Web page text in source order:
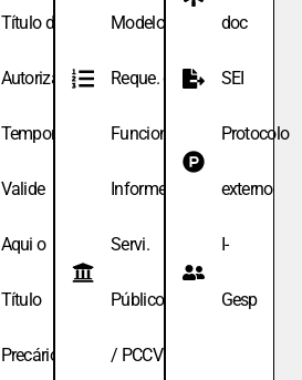
Título de
Autoriza.
Temporária
Valide
Aqui o
Título
Precário
Modelo de
Reque. de
Funcionário
Informe
Servi.
Públicos
/ PCCV
doc
SEI
Protocolo
externo
I-
Gesp